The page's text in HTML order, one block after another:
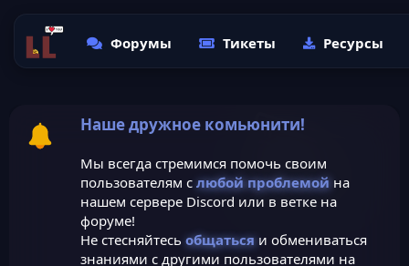
Форумы Тикеты Ресурсы
Наше дружное комьюнити!
Мы всегда стремимся помочь своим
пользователям с любой проблемойна
нашем сервере Discord или в ветке на
форуме!
Не стесняйтесь общатьсяи обмениваться
знаниями с другими пользователями на